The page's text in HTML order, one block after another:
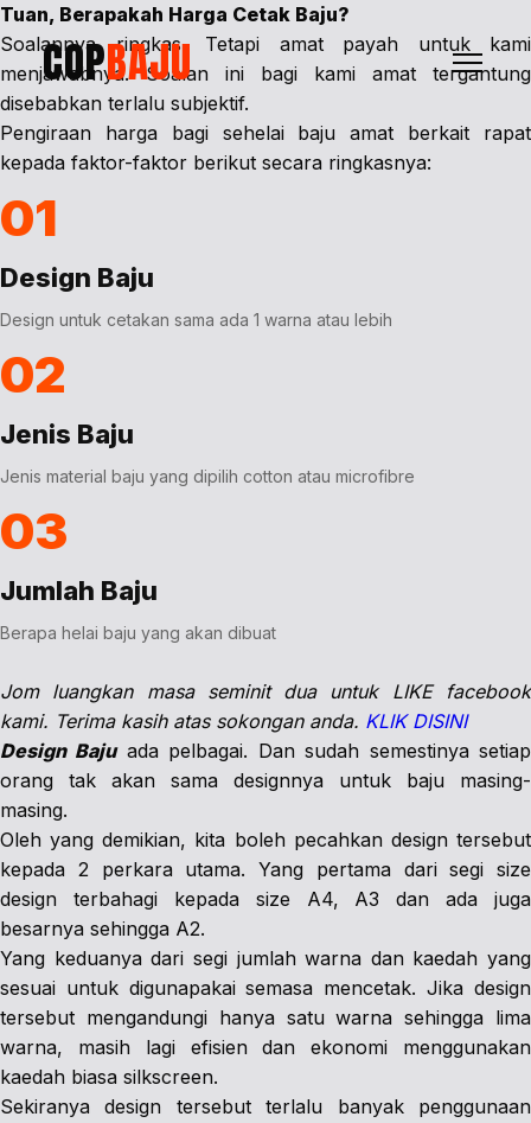
COPBAJU
Tuan, Berapakah Harga Cetak Baju?
Soalannya ringkas. Tetapi amat payah untuk kami
menjawabnya. Soalan ini bagi kami amat tergantung
disebabkan terlalu subjektif.
Pengiraan harga bagi sehelai baju amat berkait rapat
kepada faktor-faktor berikut secara ringkasnya:
01
Design Baju
Design untuk cetakan sama ada 1 warna atau lebih
02
Jenis Baju
Jenis material baju yang dipilih cotton atau microfibre
03
Jumlah Baju
Berapa helai baju yang akan dibuat
Jom luangkan masa seminit dua untuk LIKE facebook
kami. Terima kasih atas sokongan anda. KLIK DISINI
Design Bajuada pelbagai. Dan sudah semestinya setiap
orang tak akan sama designnya untuk baju masing-
masing.
Oleh yang demikian, kita boleh pecahkan design tersebut
kepada 2 perkara utama. Yang pertama dari segi size
design terbahagi kepada size A4, A3 dan ada juga
besarnya sehingga A2.
Yang keduanya dari segi jumlah warna dan kaedah yang
sesuai untuk digunapakai semasa mencetak. Jika design
tersebut mengandungi hanya satu warna sehingga lima
warna, masih lagi efisien dan ekonomi menggunakan
kaedah biasa silkscreen.
Sekiranya design tersebut terlalu banyak penggunaan